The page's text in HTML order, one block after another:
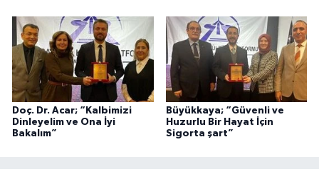
Doç. Dr. Acar; “Kalbimizi
Dinleyelim ve Ona İyi
Bakalım”
Büyükkaya; “Güvenli ve
Huzurlu Bir Hayat İçin
Sigorta şart”